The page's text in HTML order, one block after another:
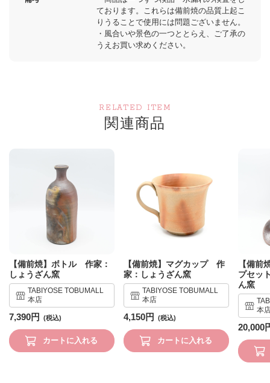
ております。これらは備前焼の品質上起こ
りうることで使用には問題ございません。
・風合いや景色の一つととらえ、ご了承の
うえお買い求めください。
RELATED ITEM
関連商品
【備前焼】ボトル 作家：
しょうざん窯
TABIYOSE TOBUMALL
本店
7,390円
カートに入れる
【備前焼】マグカップ 作
家：しょうざん窯
TABIYOSE TOBUMALL
本店
4,150円
カートに入れる
【備前
プセッ
ん窯
本
20,000